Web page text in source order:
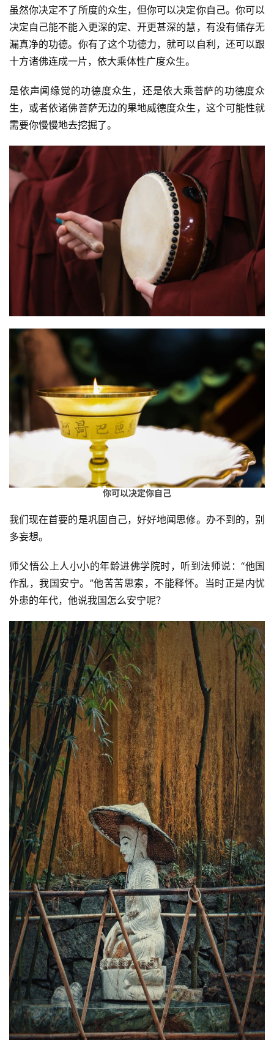
资
讯
八
点
僧
音
高
僧
访
谈
心
乐
菩
提
专
题
公
益
慈
虽然你决定不了所度的众生，但你可以决定你自己。你可以
决定自己能不能入更深的定、开更甚深的慧，有没有储存无
漏真净的功德。你有了这个功德力，就可以自利，还可以跟
十方诸佛连成一片，依大乘体性广度众生。
是依声闻缘觉的功德度众生，还是依大乘菩萨的功德度众
生，或者依诸佛菩萨无边的果地威德度众生，这个可能性就
需要你慢慢地去挖掘了。
你可以决定你自己
我们现在首要的是巩固自己，好好地闻思修。办不到的，别
多妄想。
师父悟公上人小小的年龄进佛学院时，听到法师说：“他国
作乱，我国安宁。”他苦苦思索，不能释怀。当时正是内忧
外患的年代，他说我国怎么安宁呢？